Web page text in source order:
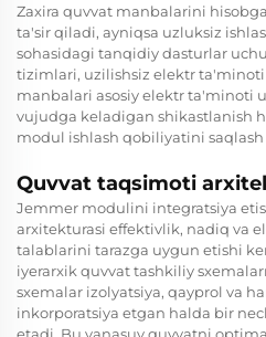
Zaxira quvvat manbalarini
ta'sir qiladi, ayniqsa uzluksiz
sohasidagi tanqidiy dasturlar
tizimlari, uzilishsiz elektr ta'minoti
manbalari asosiy elektr ta'minoti
vujudga keladigan shikastlanish
modul ishlash qobiliyatini
Quvvat taqsimoti
Jemmer modulini integratsiya
arxitekturasi effektivlik, nadiq va
talablarini tarazga uygun etishi
iyerarxik quvvat tashkiliy
sxemalar izolyatsiya, qayprol va
inkorporatsiya etgan halda bir
etadi. Bu yanaşuv quvvatni